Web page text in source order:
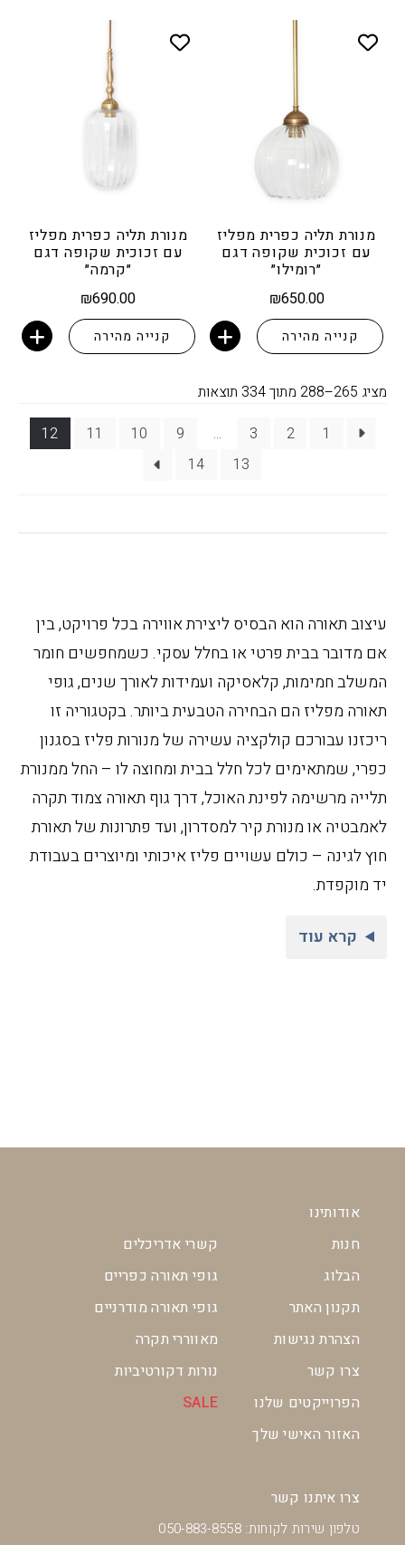
מנורת תליה כפרית מפליז
עם זכוכית שקופה דגם
״רומילו״
₪650.00
קנייה מהירה
מנורת תליה כפרית מפליז
עם זכוכית שקופה דגם
״קרמה״
₪690.00
קנייה מהירה
מציג 265–288 מתוך 334 תוצאות
ממוין
פופולריות
1
2
3
…
9
10
11
12
13
14
עיצוב תאורה הוא הבסיס ליצירת אווירה בכל פרויקט, בין
אם מדובר בבית פרטי או בחלל עסקי. כשמחפשים חומר
המשלב חמימות, קלאסיקה ועמידות לאורך שנים, גופי
תאורה מפליז הם הבחירה הטבעית ביותר. בקטגוריה זו
ריכזנו עבורכם קולקציה עשירה של מנורות פליז בסגנון
כפרי, שמתאימים לכל חלל בבית ומחוצה לו – החל ממנורת
תלייה מרשימה לפינת האוכל, דרך גוף תאורה צמוד תקרה
לאמבטיה או מנורת קיר למסדרון, ועד פתרונות של תאורת
חוץ לגינה – כולם עשויים פליז איכותי ומיוצרים בעבודת
יד מוקפדת.
קרא עוד
אודותינו
חנות
הבלוג
תקנון האתר
הצהרת נגישות
צרו קשר
הפרוייקטים שלנו
האזור האישי שלך
קשרי אדריכלים
גופי תאורה כפריים
גופי תאורה מודרניים
מאווררי תקרה
נורות דקורטיביות
SALE
צרו איתנו קשר
טלפון שירות לקוחות: 050-883-8558